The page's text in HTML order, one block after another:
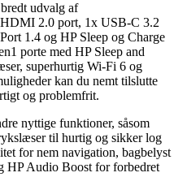
udvalg af
2.0 port, 1x USB-C 3.2
1.4 og HP Sleep og Charge
porte med HP Sleep and
superhurtig Wi-Fi 6 og
kan du nemt tilslutte
og problemfrit.
nyttige funktioner, såsom
til hurtig og sikker log
for nem navigation, bagbelyst
HP Audio Boost for forbedret